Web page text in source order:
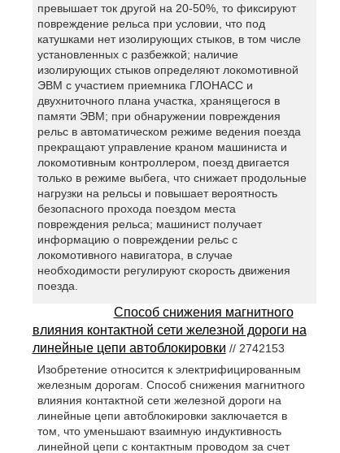
превышает ток другой на 20-50%, то фиксируют
повреждение рельса при условии, что под
катушками нет изолирующих стыков, в том числе
установленных с разбежкой; наличие
изолирующих стыков определяют локомотивной
ЭВМ с участием приемника ГЛОНАСС и
двухниточного плана участка, хранящегося в
памяти ЭВМ; при обнаружении повреждения
рельс в автоматическом режиме ведения поезда
прекращают управление краном машиниста и
локомотивным контроллером, поезд двигается
только в режиме выбега, что снижает продольные
нагрузки на рельсы и повышает вероятность
безопасного прохода поездом места
повреждения рельса; машинист получает
информацию о повреждении рельс с
локомотивного навигатора, в случае
необходимости регулируют скорость движения
поезда.
Способ снижения магнитного
влияния контактной сети железной дороги на
линейные цепи автоблокировки // 2742153
Изобретение относится к электрифицированным
железным дорогам. Способ снижения магнитного
влияния контактной сети железной дороги на
линейные цепи автоблокировки заключается в
том, что уменьшают взаимную индуктивность
линейной цепи с контактным проводом за счет